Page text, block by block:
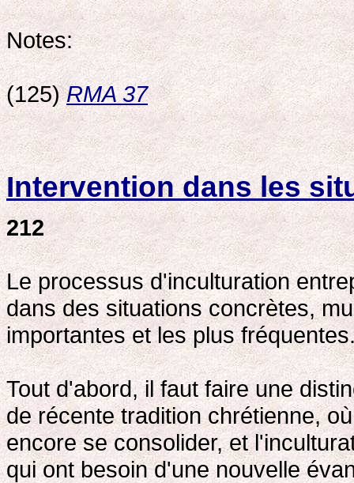
Notes:
(125)RMA 37
Intervention dans les
212
Le processus d'inculturation
dans des situations concrètes,
importantes et les plus
Tout d'abord, il faut faire une
de récente tradition chrétienne,
encore se consolider, et
qui ont besoin d'une nouvelle